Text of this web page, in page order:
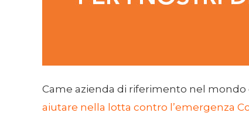
Came azienda di riferimento nel
aiutare nella lotta contro l’emergenza